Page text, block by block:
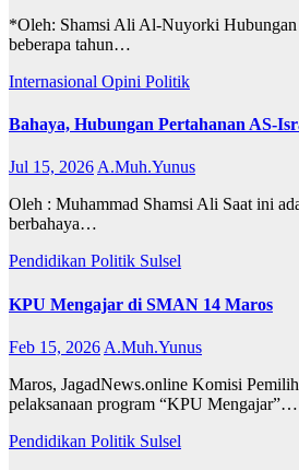
*Oleh: Shamsi Ali Al-Nuyorki Hubungan
beberapa tahun…
Internasional Opini Politik
Bahaya, Hubungan Pertahanan AS-
Jul 15, 2026A.Muh.Yunus
Oleh : Muhammad Shamsi Ali Saat ini
berbahaya…
Pendidikan Politik Sulsel
KPU Mengajar di SMAN 14 Maros
Feb 15, 2026 A.Muh.Yunus
Maros, JagadNews.online Komisi
pelaksanaan program “KPU Mengajar”…
Pendidikan Politik Sulsel